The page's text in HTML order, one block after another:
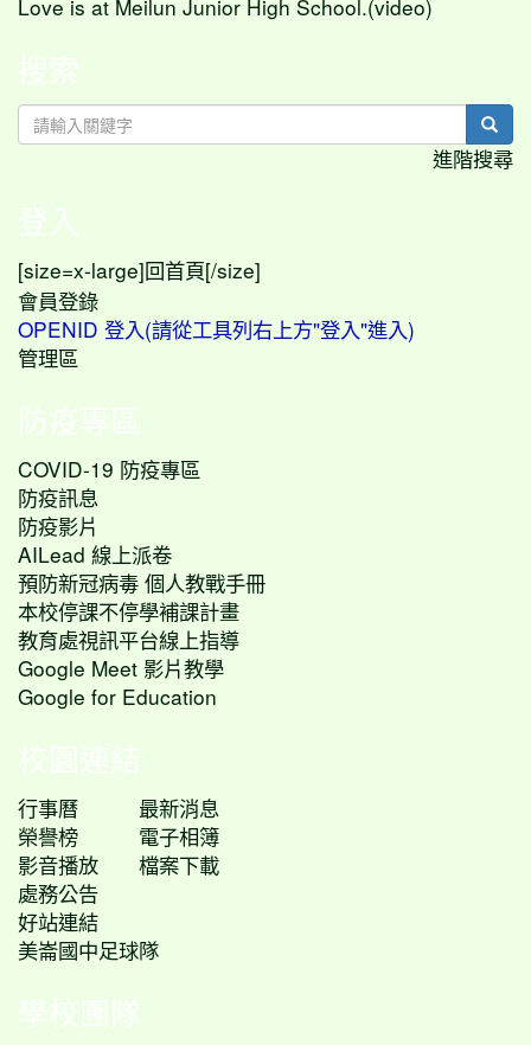
Love is at Meilun Junior High School.(video)
搜索
進階搜尋
登入
[size=x-large] 回首頁[/size]
會員登錄
OPENID 登入(請從工具列右上方"登入"進入)
管理區
防疫專區
COVID-19 防疫專區
防疫訊息
防疫影片
AILead 線上派卷
預防新冠病毒 個人教戰手冊
本校停課不停學補課計畫
教育處視訊平台線上指導
Google Meet 影片教學
Google for Education
校園連結
行事曆
最新消息
榮譽榜
電子相簿
影音播放
檔案下載
處務公告
好站連結
美崙國中足球隊
學校團隊